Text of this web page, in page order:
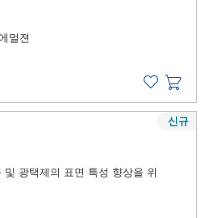
멀젼
광택제의 표면 특성 향상을 위
신규